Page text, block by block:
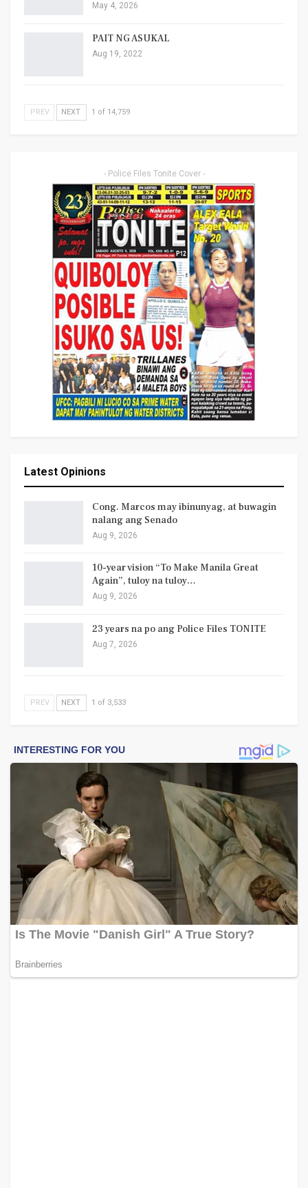
May 4, 2026
PAIT NG ASUKAL
Aug 19, 2022
PREV NEXT 1 of 14,759
- Police Files Tonite Cover -
Latest Opinions
Cong. Marcos may ibinunyag, at buwagin
nalang ang Senado
Aug 9, 2026
10-year vision “To Make Manila Great
Again”, tuloy na tuloy…
Aug 9, 2026
23 years na po ang Police Files TONITE
Aug 7, 2026
PREV NEXT 1 of 3,533